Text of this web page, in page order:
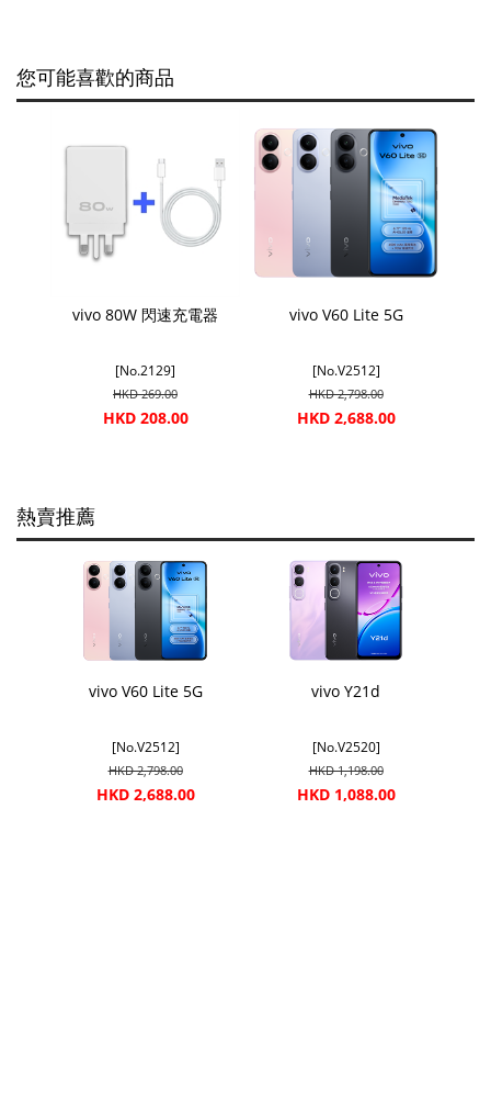
您可能喜歡的商品
vivo 80W 閃速充電器
[No.2129]
HKD 269.00
HKD 208.00
vivo V60 Lite 5G
[No.V2512]
HKD 2,798.00
HKD 2,688.00
熱賣推薦
vivo V60 Lite 5G
[No.V2512]
HKD 2,798.00
HKD 2,688.00
vivo Y21d
[No.V2520]
HKD 1,198.00
HKD 1,088.00